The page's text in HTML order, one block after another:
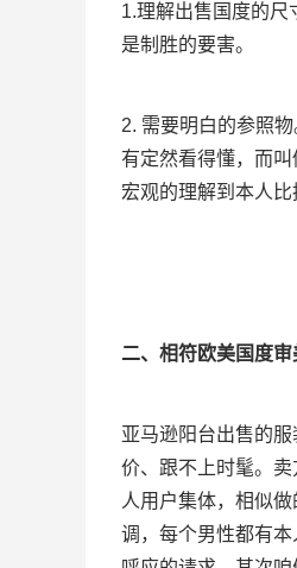
1.理解出售国度的尺
是制胜的要害。
2. 需要明白的参照
有定然看得懂，而
宏观的理解到本人比
二、相符欧美国度审
亚马逊阳台出售的
价、跟不上时髦。
人用户集体，相似
调，每个男性都有